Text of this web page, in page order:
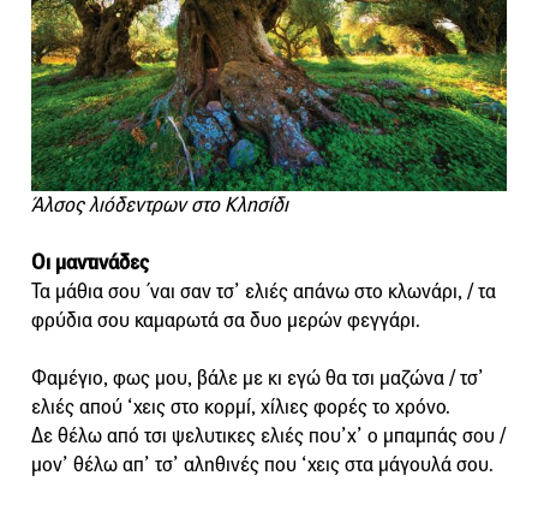
Άλσος λιόδεντρων στο Κλησίδι
Οι μαντινάδες
Τα μάθια σου ΄ναι σαν τσ’ ελιές απάνω στο κλωνάρι, / τα
φρύδια σου καμαρωτά σα δυο μερών φεγγάρι.
Φαμέγιο, φως μου, βάλε με κι εγώ θα τσι μαζώνα / τσ’
ελιές απού ‘χεις στο κορμί, χίλιες φορές το χρόνο.
Δε θέλω από τσι ψελυτικες ελιές που’χ’ ο μπαμπάς σου /
μον’ θέλω απ’ τσ’ αληθινές που ‘χεις στα μάγουλά σου.